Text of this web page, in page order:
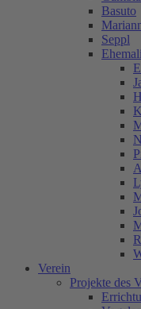
Basuto
Seppl
Verein
Projekte des